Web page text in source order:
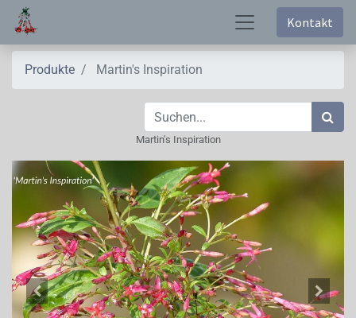
Kontakt
Produkte Martin's Inspiration
Martin's Inspiration